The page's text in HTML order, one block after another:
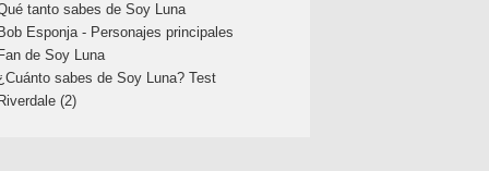
tanto sabes de Soy Luna
Esponja - Personajes principales
de Soy Luna
sabes de Soy Luna? Test
(2)